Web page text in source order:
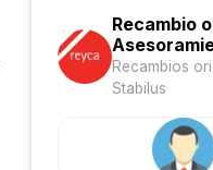
Recambio
Recambios
Stabilus